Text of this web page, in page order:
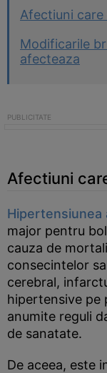
Afectiuni care
Modificarile
afecteaza
Afectiuni
Hipertensiunea
major pentru
cauza de
consecintelor
cerebral,
hipertensive pe
anumite reguli
de sanatate.
De aceea, este